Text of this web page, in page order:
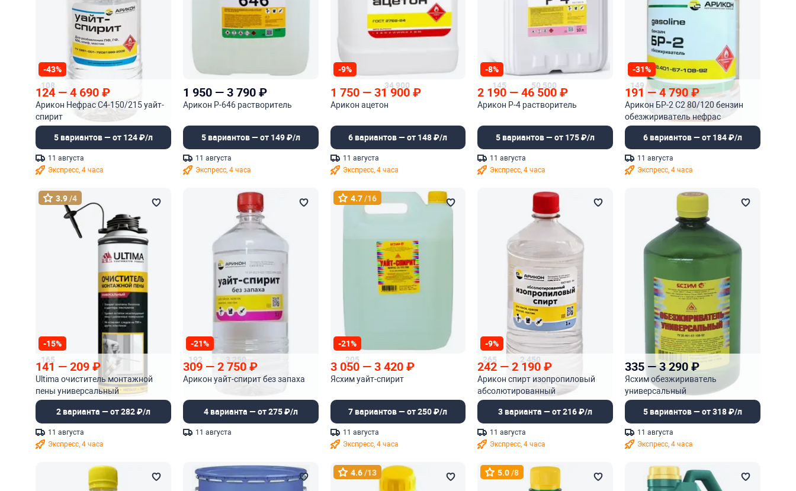
-43%
108
124 —4 690₽
Арикон Нефрас С4-150/215 уайт-
спирит
5 вариантов — от 124 ₽/л
11 августа
Экспресс, 4 часа
1 950 —3 790₽
Арикон Р-646 растворитель
5 вариантов — от 149 ₽/л
11 августа
Экспресс, 4 часа
-9%
1 750 — 34 900
31 900 ₽
Арикон ацетон
6 вариантов — от 148 ₽/л
11 августа
Экспресс, 4 часа
-8%
145
2 190 — 50 500
46 500₽
Арикон Р-4 растворитель
5 вариантов — от 175 ₽/л
11 августа
Экспресс, 4 часа
-31%
149
191 —4 790₽
Арикон БР-2 С2 80/120 бензин
обезжириватель нефрас
6 вариантов — от 184 ₽/л
11 августа
Экспресс, 4 часа
3.9/4
-15%
165
141 —209₽
Ultima очиститель монтажной
пены универсальный
2 варианта — от 282 ₽/л
11 августа
Экспресс, 4 часа
-21%
192
309 — 3 250
2 750₽
Арикон уайт-спирит без запаха
4 варианта — от 275 ₽/л
11 августа
4.7/16
-21%
205
3 050 — 3 420 ₽
Ясхим уайт-спирит
7 вариантов — от 250 ₽/л
11 августа
Экспресс, 4 часа
-9%
265
242 — 2 450
2 190₽
Арикон спирт изопропиловый
абсолютированный
3 варианта — от 216 ₽/л
11 августа
Экспресс, 4 часа
335 —3 290₽
Ясхим обезжириватель
универсальный
5 вариантов — от 318 ₽/л
11 августа
Экспресс, 4 часа
4.6/13 5.0/8